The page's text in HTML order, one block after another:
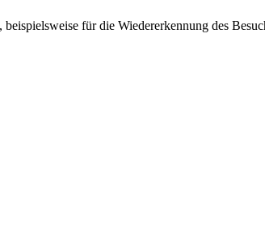
für die Wiedererkennung des